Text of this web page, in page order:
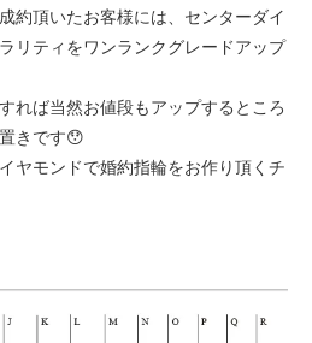
約頂いたお客様には、センターダイ
リティをワンランクグレードアップ
れば当然お値段もアップするところ
きです😯
ヤモンドで婚約指輪をお作り頂くチ